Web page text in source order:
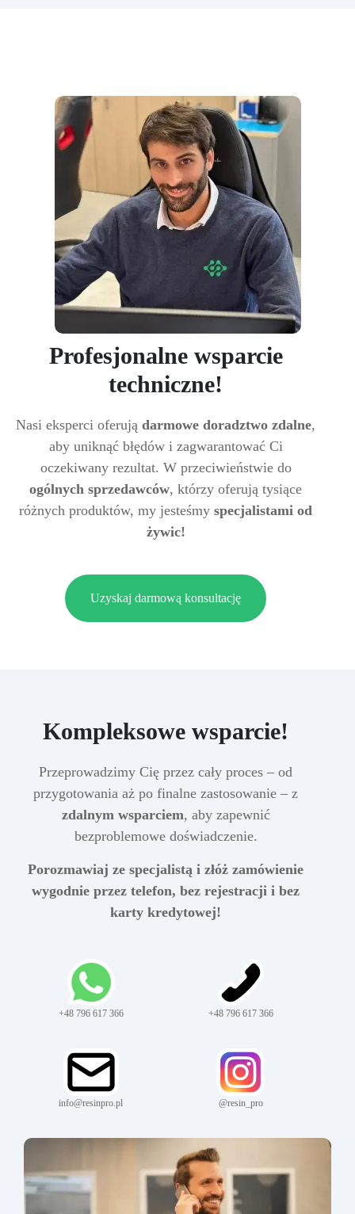
Profesjonalne wsparcie
techniczne!
Nasi eksperci oferują darmowe doradztwo zdalne,
aby uniknąć błędów i zagwarantować Ci
oczekiwany rezultat. W przeciwieństwie do
ogólnych sprzedawców, którzy oferują tysiące
różnych produktów, my jesteśmy specjalistami od
żywic!
Uzyskaj darmową konsultację
Kompleksowe wsparcie!
Przeprowadzimy Cię przez cały proces – od
przygotowania aż po finalne zastosowanie – z
zdalnym wsparciem, aby zapewnić
bezproblemowe doświadczenie.
Porozmawiaj ze specjalistą i złóż zamówienie
wygodnie przez telefon, bez rejestracji i bez
karty kredytowej!
+48 796 617 366 +48 796 617 366
info@resinpro.pl @resin_pro